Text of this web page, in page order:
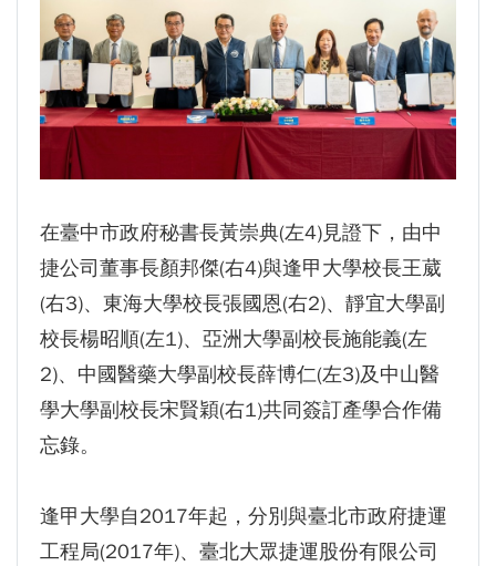
在臺中市政府秘書長黃崇典(左4)見證下，由中
捷公司董事長顏邦傑(右4)與逢甲大學校長王葳
(右3)、東海大學校長張國恩(右2)、靜宜大學副
校長楊昭順(左1)、亞洲大學副校長施能義(左
2)、中國醫藥大學副校長薛博仁(左3)及中山醫
學大學副校長宋賢穎(右1)共同簽訂產學合作備
忘錄。
逢甲大學自2017年起，分別與臺北市政府捷運
工程局(2017年)、臺北大眾捷運股份有限公司